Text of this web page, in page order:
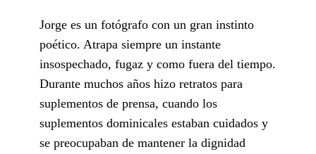
Jorge es un fotógrafo con un gran instinto
poético. Atrapa siempre un instante
insospechado, fugaz y como fuera del tiempo.
Durante muchos años hizo retratos para
suplementos de prensa, cuando los
suplementos dominicales estaban cuidados y
se preocupaban de mantener la dignidad